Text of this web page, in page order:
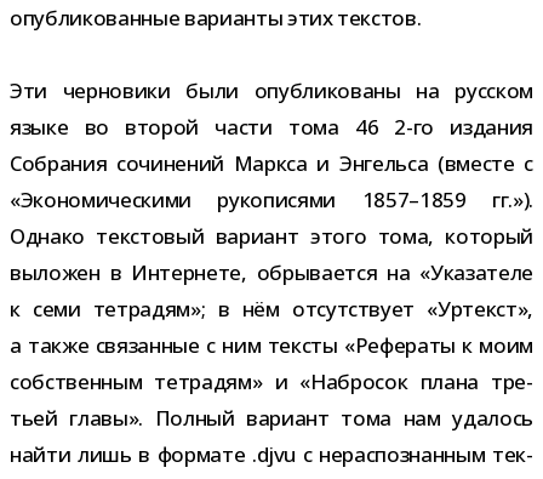
опуб­ли­ко­ван­ные вари­анты этих текстов.
Эти чер­но­вики были опуб­ли­ко­ваны на рус­ском
языке во вто­рой части тома 46 2-​го изда­ния
Собрания сочи­не­ний Маркса и Энгельса (вме­сте с
«Экономическими руко­пи­сями 1857–1859 гг.»).
Однако тек­сто­вый вари­ант этого тома, кото­рый
выло­жен в Интернете, обры­ва­ется на «Указателе
к семи тет­ра­дям»; в нём отсут­ствует «Уртекст»,
а также свя­зан­ные с ним тек­сты «Рефераты к моим
соб­ствен­ным тет­ра­дям» и «Набросок плана тре­
тьей главы». Полный вари­ант тома нам уда­лось
найти лишь в фор­мате .djvu с нерас­по­знан­ным тек­